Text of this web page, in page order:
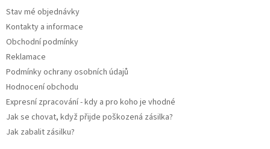
Stav mé objednávky
Kontakty a informace
Obchodní podmínky
Reklamace
Podmínky ochrany osobních údajů
Hodnocení obchodu
Expresní zpracování - kdy a pro koho je vhodné
Jak se chovat, když přijde poškozená zásilka?
Jak zabalit zásilku?